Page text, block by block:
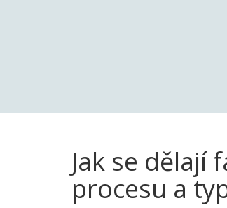
Jak se dělají
procesu a